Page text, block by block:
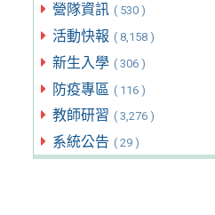
營隊資訊 ( 530 )
活動快報 ( 8,158 )
新生入學 ( 306 )
防疫專區 ( 116 )
教師研習 ( 3,276 )
系統公告 ( 29 )